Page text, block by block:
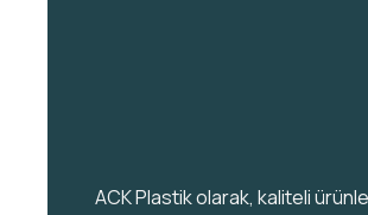
ACK Plastik olarak, kaliteli